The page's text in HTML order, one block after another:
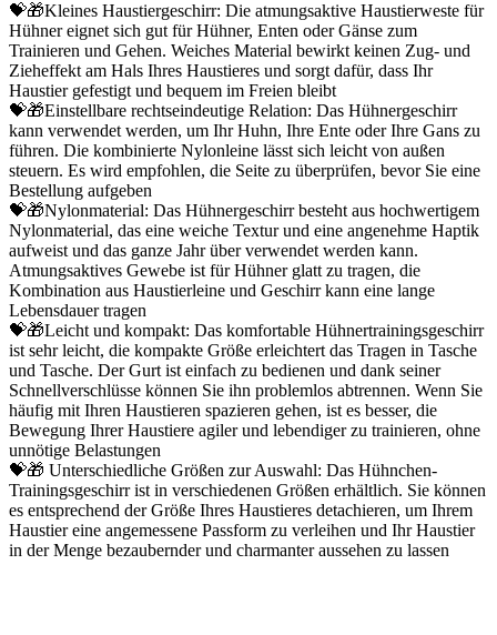
💝🎁Kleines Haustiergeschirr: Die atmungsaktive Haustierweste für
Hühner eignet sich gut für Hühner, Enten oder Gänse zum
Trainieren und Gehen. Weiches Material bewirkt keinen Zug- und
Zieheffekt am Hals Ihres Haustieres und sorgt dafür, dass Ihr
Haustier gefestigt und bequem im Freien bleibt
💝🎁Einstellbare rechtseindeutige Relation: Das Hühnergeschirr
kann verwendet werden, um Ihr Huhn, Ihre Ente oder Ihre Gans zu
führen. Die kombinierte Nylonleine lässt sich leicht von außen
steuern. Es wird empfohlen, die Seite zu überprüfen, bevor Sie eine
Bestellung aufgeben
💝🎁Nylonmaterial: Das Hühnergeschirr besteht aus hochwertigem
Nylonmaterial, das eine weiche Textur und eine angenehme Haptik
aufweist und das ganze Jahr über verwendet werden kann.
Atmungsaktives Gewebe ist für Hühner glatt zu tragen, die
Kombination aus Haustierleine und Geschirr kann eine lange
Lebensdauer tragen
💝🎁Leicht und kompakt: Das komfortable Hühnertrainingsgeschirr
ist sehr leicht, die kompakte Größe erleichtert das Tragen in Tasche
und Tasche. Der Gurt ist einfach zu bedienen und dank seiner
Schnellverschlüsse können Sie ihn problemlos abtrennen. Wenn Sie
häufig mit Ihren Haustieren spazieren gehen, ist es besser, die
Bewegung Ihrer Haustiere agiler und lebendiger zu trainieren, ohne
unnötige Belastungen
💝🎁 Unterschiedliche Größen zur Auswahl: Das Hühnchen-
Trainingsgeschirr ist in verschiedenen Größen erhältlich. Sie können
es entsprechend der Größe Ihres Haustieres detachieren, um Ihrem
Haustier eine angemessene Passform zu verleihen und Ihr Haustier
in der Menge bezaubernder und charmanter aussehen zu lassen